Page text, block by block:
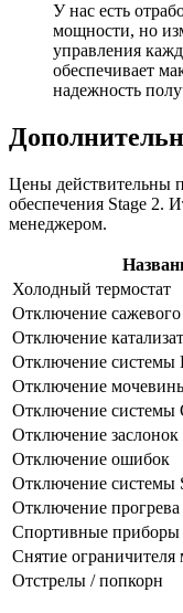
У нас есть
мощности, но
управления
обеспечивает
надежность
Цены действительны
обеспечения Stage 2.
менеджером.
Холодный термостат
Отключение сажевого
Отключение
Отключение системы
Отключение
Отключение системы
Отключение заслонок
Отключение ошибок
Отключение системы
Отключение прогрева
Спортивные
Снятие ограничителя
Отстрелы / попкорн